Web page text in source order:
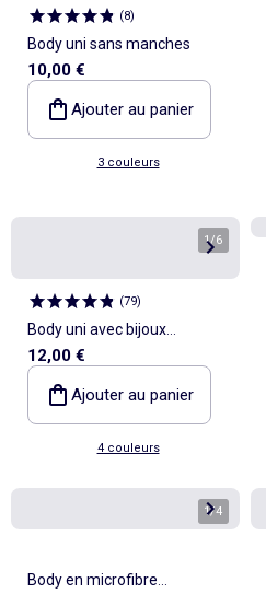
(8)
Body uni sans manches
10,00 €
Ajouter au panier
3 couleurs
1/6
(79)
Body uni avec bijoux
fantaisies sur les bretelles
12,00 €
Ajouter au panier
4 couleurs
1/4
Body en microfibre